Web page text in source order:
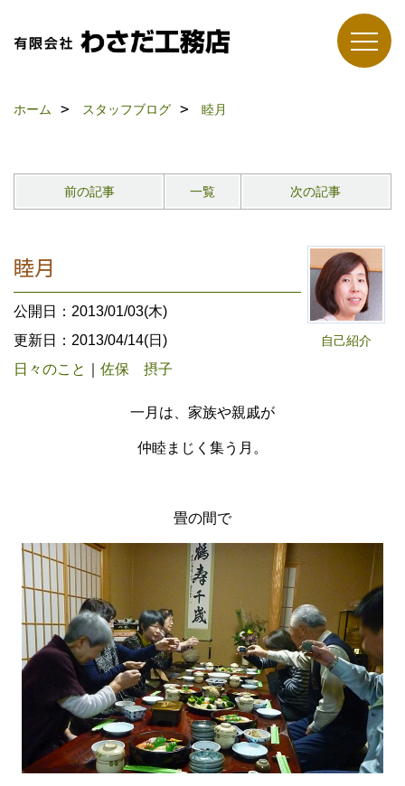
ホーム スタッフブログ 睦月
前の記事 一覧 次の記事
自己紹介
睦月
公開日：2013/01/03(木)
更新日：2013/04/14(日)
日々のこと
佐保 摂子
一月は、家族や親戚が
仲睦まじく集う月。
畳の間で